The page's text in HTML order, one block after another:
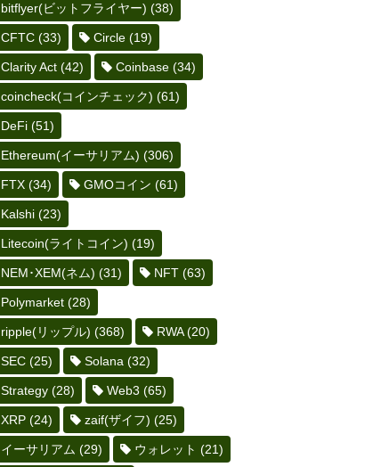
bitflyer(ビットフライヤー) (38)
CFTC (33) Circle (19)
Clarity Act (42) Coinbase (34)
coincheck(コインチェック) (61)
DeFi (51)
Ethereum(イーサリアム) (306)
FTX (34) GMOコイン (61)
Kalshi (23)
Litecoin(ライトコイン) (19)
NEM･XEM(ネム) (31) NFT (63)
Polymarket (28)
ripple(リップル) (368) RWA(20)
SEC (25) Solana (32)
Strategy (28) Web3 (65)
XRP (24) zaif(ザイフ) (25)
イーサリアム (29) ウォレット (21)